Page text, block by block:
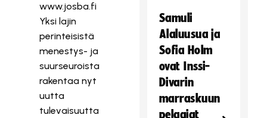
www.josba.fi
Yksi lajin
perinteisistä
menestys- ja
suurseuroista
rakentaa nyt
uutta
tulevaisuutta
Samuli
Alaluusua ja
Sofia Holm
ovat Inssi-
Divarin
marraskuun
pelaajat